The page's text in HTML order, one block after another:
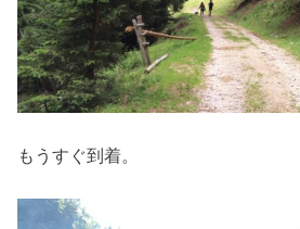
もうすぐ到着。